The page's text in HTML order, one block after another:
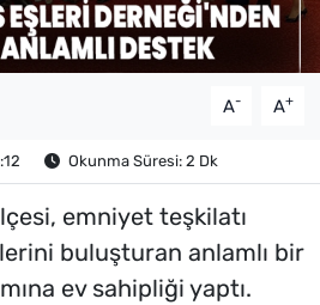
A- A+
Okunma Süresi: 2 Dk
emniyet teşkilatı
buluşturan anlamlı bir
ev sahipliği yaptı.